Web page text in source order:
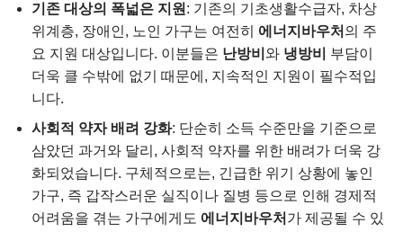
기존 대상의 폭넓은 지원 : 기존의 기초생활수급자, 차상
위계층, 장애인, 노인 가구는 여전히 에너지바우처 의 주
요 지원 대상입니다. 이분들은 난방비 와 냉방비
부담이
더욱 클 수밖에 없기 때문에, 지속적인 지원이 필수적입
니다.
사회적 약자 배려 강화: 단순히 소득 수준만을 기준으로
삼았던 과거와 달리, 사회적 약자를 위한 배려가 더욱 강
화되었습니다. 구체적으로는, 긴급한 위기 상황에 놓인
가구, 즉 갑작스러운 실직이나 질병 등으로 인해 경제적
어려움을 겪는 가구에게도 에너지바우처 가 제공될 수 있